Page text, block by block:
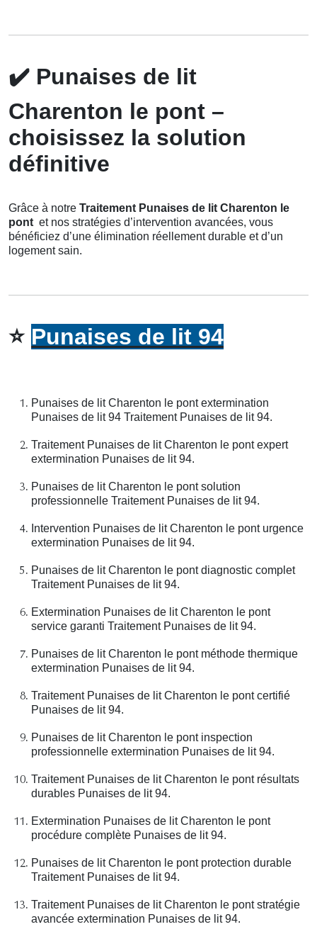
✔️ Punaises de lit
Charenton le pont –
choisissez la solution
définitive
Grâce à notre Traitement Punaises de lit Charenton le
pont et nos stratégies d’intervention avancées, vous
bénéficiez d’une élimination réellement durable et d’un
logement sain.
⭐ Punaises de lit 94
Punaises de lit Charenton le pont extermination
Punaises de lit 94 Traitement Punaises de lit 94.
Traitement Punaises de lit Charenton le pont expert
extermination Punaises de lit 94.
Punaises de lit Charenton le pont solution
professionnelle Traitement Punaises de lit 94.
Intervention Punaises de lit Charenton le pont urgence
extermination Punaises de lit 94.
Punaises de lit Charenton le pont diagnostic complet
Traitement Punaises de lit 94.
Extermination Punaises de lit Charenton le pont
service garanti Traitement Punaises de lit 94.
Punaises de lit Charenton le pont méthode thermique
extermination Punaises de lit 94.
Traitement Punaises de lit Charenton le pont certifié
Punaises de lit 94.
Punaises de lit Charenton le pont inspection
professionnelle extermination Punaises de lit 94.
Traitement Punaises de lit Charenton le pont résultats
durables Punaises de lit 94.
Extermination Punaises de lit Charenton le pont
procédure complète Punaises de lit 94.
Punaises de lit Charenton le pont protection durable
Traitement Punaises de lit 94.
Traitement Punaises de lit Charenton le pont stratégie
avancée extermination Punaises de lit 94.